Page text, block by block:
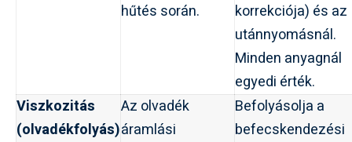
hűtés során.
korrekciója) és az
utánnyomásnál.
Minden anyagnál
egyedi érték.
Viszkozitás
(olvadékfolyás)
Az olvadék
áramlási
Befolyásolja a
befecskendezési